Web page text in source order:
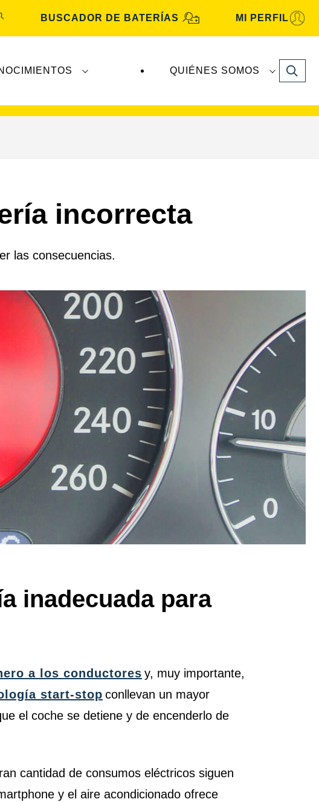
BUSCADOR DE BATERÍAS MI PERFIL
QUIÉNES SOMOS Search
incorrecta
las consecuencias.
inadecuada para
a los conductores y, muy importante,
start-stop conllevan un mayor
el coche se detiene y de encenderlo de
cantidad de consumos eléctricos siguen
y el aire acondicionado ofrece